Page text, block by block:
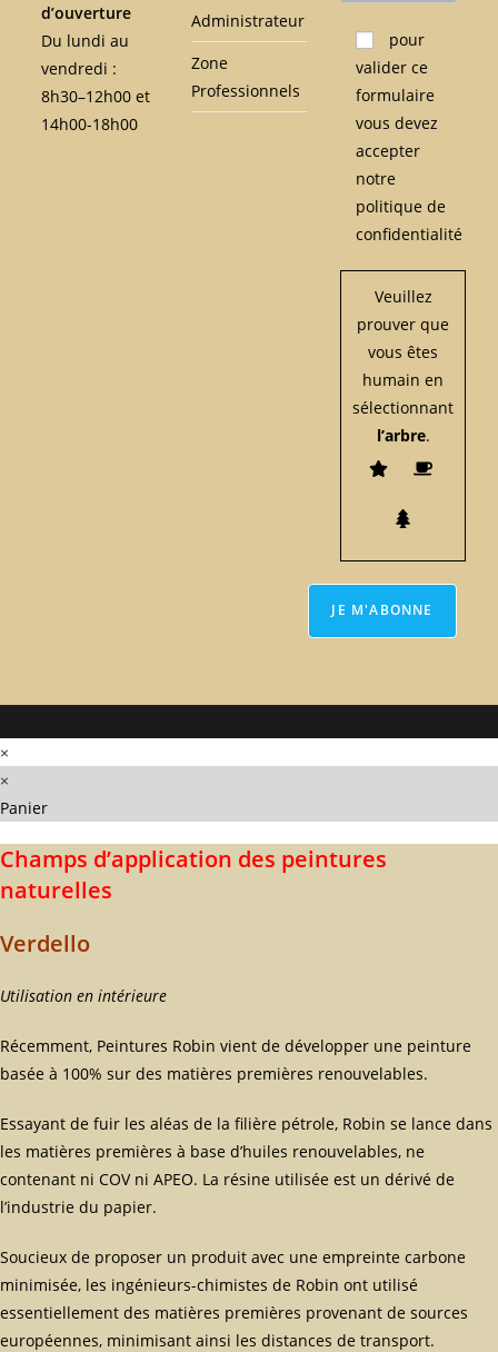
d’ouverture
Du lundi au
vendredi :
8h30–12h00 et
14h00-18h00
Administrateur
Zone
Professionnels
Veuillez laisser ce
pour
valider ce
formulaire
vous devez
accepter
notre
politique de
confidentialité
Veuillez
prouver que
vous êtes
humain en
sélectionnant
l’arbre.
×
×
Panier
Champs d’application des peintures
naturelles
Verdello
Utilisation en intérieure
Récemment, Peintures Robin vient de développer une peinture
basée à 100% sur des matières premières renouvelables.
Essayant de fuir les aléas de la filière pétrole, Robin se lance dans
les matières premières à base d’huiles renouvelables, ne
contenant ni COV ni APEO. La résine utilisée est un dérivé de
l’industrie du papier.
Soucieux de proposer un produit avec une empreinte carbone
minimisée, les ingénieurs-chimistes de Robin ont utilisé
essentiellement des matières premières provenant de sources
européennes, minimisant ainsi les distances de transport.